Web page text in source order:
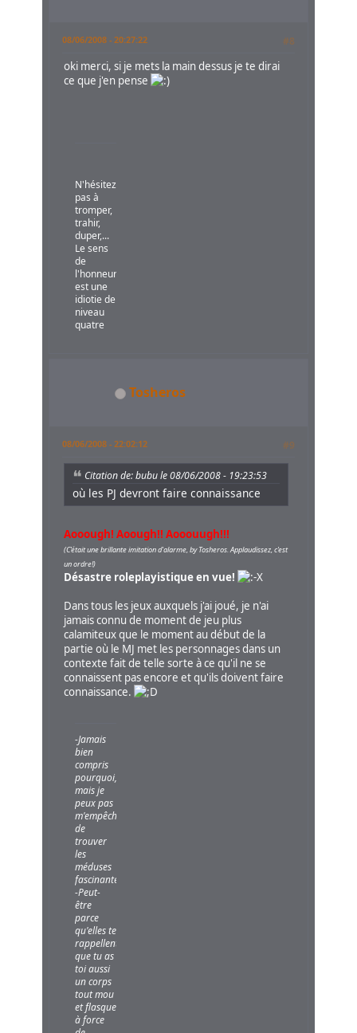
08/06/2008 - 20:27:22 #8
oki merci, si je mets la main dessus je te dirai
ce que j'en pense
N'hésitez
pas à
tromper,
trahir,
duper,...
Le sens
de
l'honneur
est une
idiotie de
niveau
quatre
Tosheros
08/06/2008 - 22:02:12 #9
Citation de: bubu le 08/06/2008 - 19:23:53
où les PJ devront faire connaissance
Aooough! Aoough!! Aooouugh!!!
(C'était une brillante imitation d'alarme, by Tosheros. Applaudissez, c'est
un ordre!)
Désastre roleplayistique en vue!
Dans tous les jeux auxquels j'ai joué, je n'ai
jamais connu de moment de jeu plus
calamiteux que le moment au début de la
partie où le MJ met les personnages dans un
contexte fait de telle sorte à ce qu'il ne se
connaissent pas encore et qu'ils doivent faire
connaissance.
-Jamais
bien
compris
pourquoi,
mais je
peux pas
m'empêcher
de
trouver
les
méduses
fascinantes...
-Peut-
être
parce
qu'elles te
rappellent
que tu as
toi aussi
un corps
tout mou
et flasque
à force